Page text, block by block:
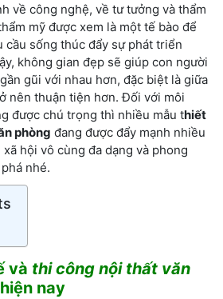
về công nghệ, về tư tưởng và thẩm
mỹ được xem là một tế bào để
cầu sống thúc đẩy sự phát triển
không gian đẹp sẽ giúp con người
gũi với nhau hơn, đặc biệt là giữa
nên thuận tiện hơn. Đối với môi
được chú trọng thì nhiều mẫu thiết
phòng đang được đẩy mạnh nhiều
hội vô cùng đa dạng và phong
nhé.
và thi công nội thất văn
hiện nay